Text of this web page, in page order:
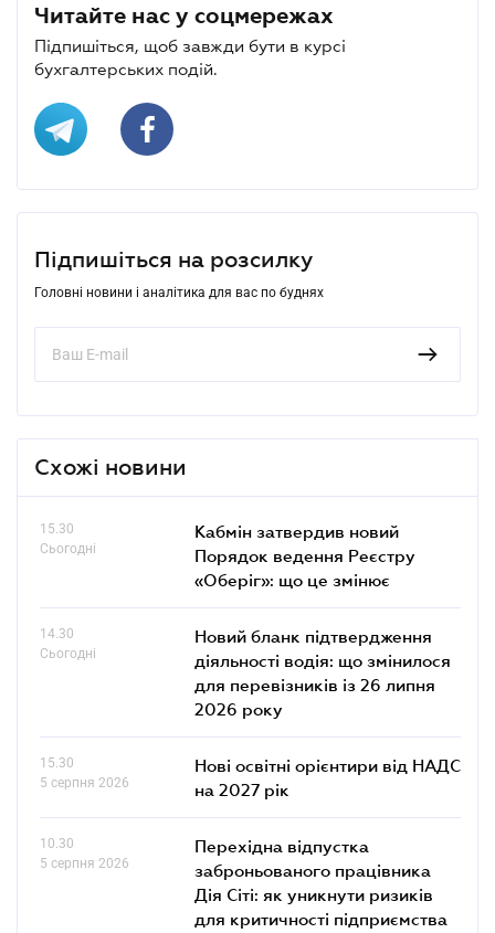
Читайте нас у соцмережах
Підпишіться, щоб завжди бути в курсі
бухгалтерських подій.
Підпишіться на розсилку
Головні новини і аналітика для вас по буднях
Схожі новини
15.30
Сьогодні
Кабмін затвердив новий
Порядок ведення Реєстру
«Оберіг»: що це змінює
14.30
Сьогодні
Новий бланк підтвердження
діяльності водія: що змінилося
для перевізників із 26 липня
2026 року
15.30
5 серпня 2026
Нові освітні орієнтири від НАДС
на 2027 рік
10.30
5 серпня 2026
Перехідна відпустка
заброньованого працівника
Дія Сіті: як уникнути ризиків
для критичності підприємства